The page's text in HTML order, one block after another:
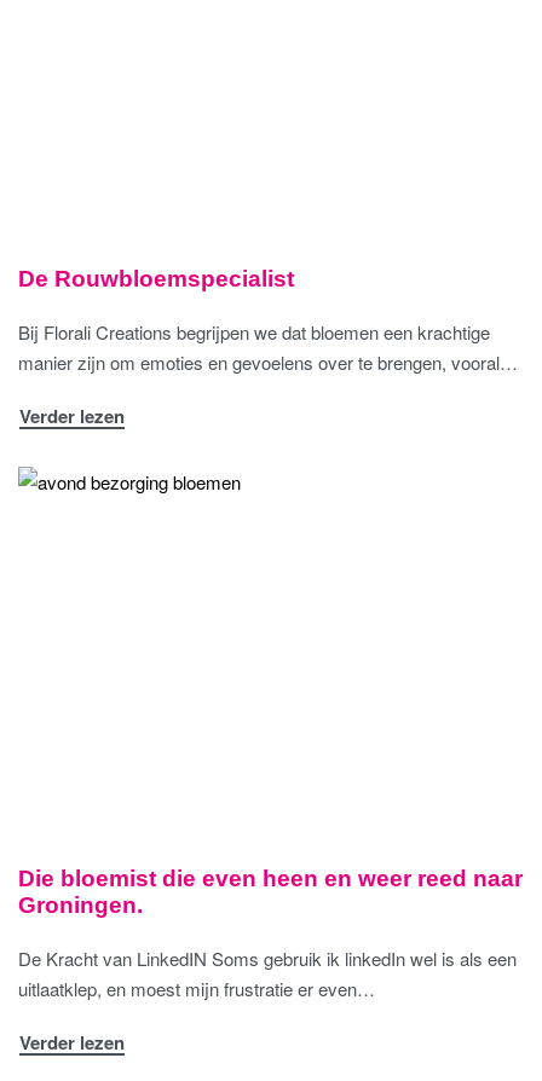
De Rouwbloemspecialist
Bij Florali Creations begrijpen we dat bloemen een krachtige
manier zijn om emoties en gevoelens over te brengen, vooral…
Verder lezen
Die bloemist die even heen en weer reed naar
Groningen.
De Kracht van LinkedIN Soms gebruik ik linkedIn wel is als een
uitlaatklep, en moest mijn frustratie er even…
Verder lezen